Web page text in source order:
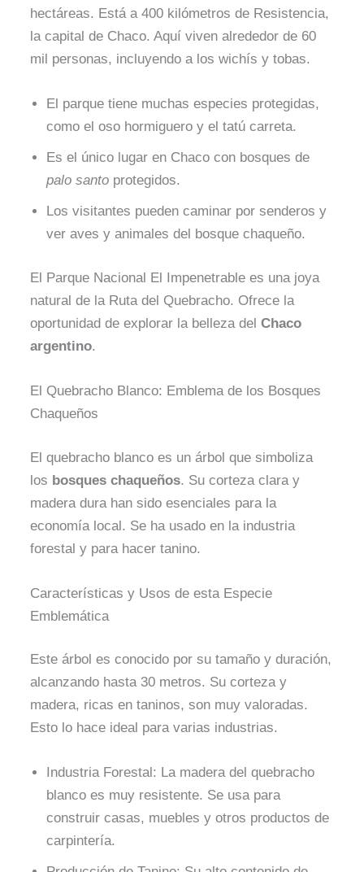
hectáreas. Está a 400 kilómetros de Resistencia,
la capital de Chaco. Aquí viven alrededor de 60
mil personas, incluyendo a los wichís y tobas.
El parque tiene muchas especies protegidas,
como el oso hormiguero y el tatú carreta.
Es el único lugar en Chaco con bosques de
palo santo protegidos.
Los visitantes pueden caminar por senderos y
ver aves y animales del bosque chaqueño.
El Parque Nacional El Impenetrable es una joya
natural de la Ruta del Quebracho. Ofrece la
oportunidad de explorar la belleza del Chaco
argentino.
El Quebracho Blanco: Emblema de los Bosques
Chaqueños
El quebracho blanco es un árbol que simboliza
los bosques chaqueños. Su corteza clara y
madera dura han sido esenciales para la
economía local. Se ha usado en la industria
forestal y para hacer tanino.
Características y Usos de esta Especie
Emblemática
Este árbol es conocido por su tamaño y duración,
alcanzando hasta 30 metros. Su corteza y
madera, ricas en taninos, son muy valoradas.
Esto lo hace ideal para varias industrias.
Industria Forestal: La madera del quebracho
blanco es muy resistente. Se usa para
construir casas, muebles y otros productos de
carpintería.